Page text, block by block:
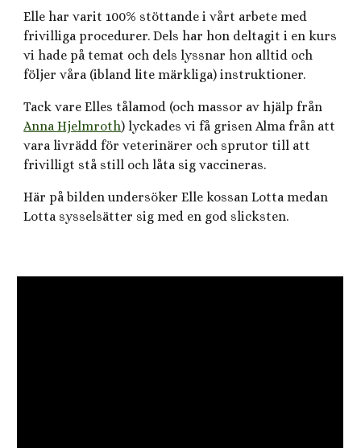
Elle har varit 100% stöttande i vårt arbete med
frivilliga procedurer. Dels har hon deltagit i en kurs
vi hade på temat och dels lyssnar hon alltid och
följer våra (ibland lite märkliga) instruktioner.
Tack vare Elles tålamod (och massor av hjälp från
Anna Hjelmroth) lyckades vi få grisen Alma från att
vara livrädd för veterinärer och sprutor till att
frivilligt stå still och låta sig vaccineras.
Här på bilden undersöker Elle kossan Lotta medan
Lotta sysselsätter sig med en god slicksten.